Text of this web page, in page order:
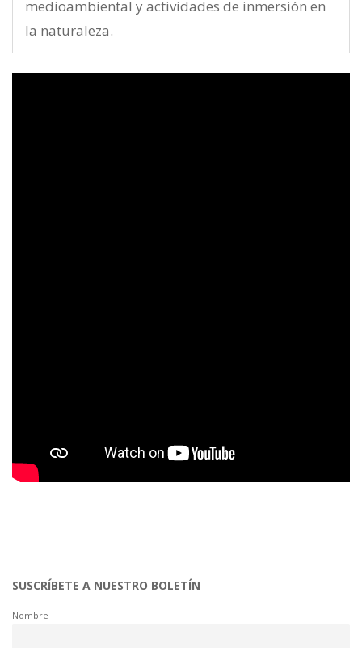
medioambiental y actividades de inmersión en
la naturaleza.
SUSCRÍBETE A NUESTRO BOLETÍN
Nombre